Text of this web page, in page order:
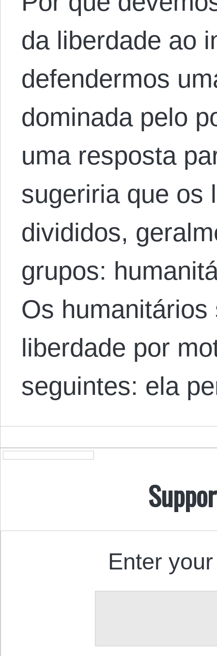
da liberdade ao
defendermos
dominada pelo
uma resposta
sugeriria que os
divididos,
grupos:
Os
liberdade por
seguintes: ela
Enter